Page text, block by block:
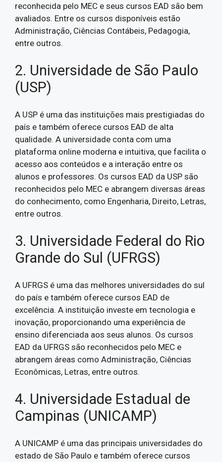
reconhecida pelo MEC e seus cursos EAD são bem
avaliados. Entre os cursos disponíveis estão
Administração, Ciências Contábeis, Pedagogia,
entre outros.
2. Universidade de São Paulo
(USP)
A USP é uma das instituições mais prestigiadas do
país e também oferece cursos EAD de alta
qualidade. A universidade conta com uma
plataforma online moderna e intuitiva, que facilita o
acesso aos conteúdos e a interação entre os
alunos e professores. Os cursos EAD da USP são
reconhecidos pelo MEC e abrangem diversas áreas
do conhecimento, como Engenharia, Direito, Letras,
entre outros.
3. Universidade Federal do Rio
Grande do Sul (UFRGS)
A UFRGS é uma das melhores universidades do sul
do país e também oferece cursos EAD de
excelência. A instituição investe em tecnologia e
inovação, proporcionando uma experiência de
ensino diferenciada aos seus alunos. Os cursos
EAD da UFRGS são reconhecidos pelo MEC e
abrangem áreas como Administração, Ciências
Econômicas, Letras, entre outros.
4. Universidade Estadual de
Campinas (UNICAMP)
A UNICAMP é uma das principais universidades do
estado de São Paulo e também oferece cursos